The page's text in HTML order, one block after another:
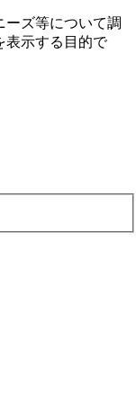
ーズ等について調
表⽰する⽬的で